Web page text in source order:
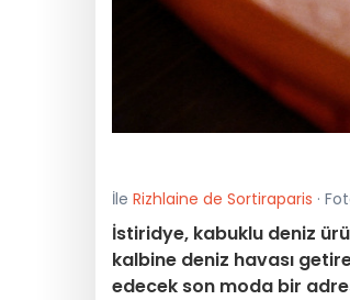
İle Rizhlaine de Sortiraparis ·
İstiridye, kabuklu deniz
kalbine deniz havası
edecek son moda bir